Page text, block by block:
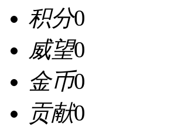
积分0
威望0
金币0
贡献0